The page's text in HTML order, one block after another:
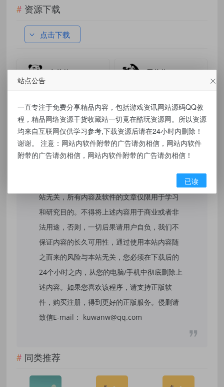
资源下载
点击下载
有价值(0) 无价值(0)
快速拿证！‌
免责声明：
站无关，所有内容及软件的文章仅限用于学习
和研究目的。不得将上述内容用于商业或者非
法用途，否则，一切后果请用户自负，我们不
保证内容的长久可用性，通过使用本站内容随
之而来的风险与本站无关，您必须在下载后的
24个小时之内，从您的电脑/手机中彻底删除上
述内容。如果您喜欢该程序，请支持正版软
件，购买注册，得到更好的正版服务。侵删请
致信E-mail： kuwanw@qq.com
同类推荐
站点公告
一直专注于免费分享精品内容，包括游戏资讯网站源码QQ教
程，精品网络资源干货收藏站一切竟在酷玩资源网。所以资源
均来自互联网仅供学习参考,下载资源后请在24小时内删除！
谢谢。 注意：网站内软件附带的广告请勿相信，网站内软件
附带的广告请勿相信，网站内软件附带的广告请勿相信！
已读